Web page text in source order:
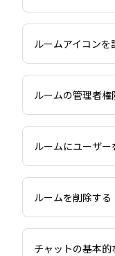
ルームアイコンを
ルームの管理者権
ルームにユーザー
ルームを削除する
チャットの基本